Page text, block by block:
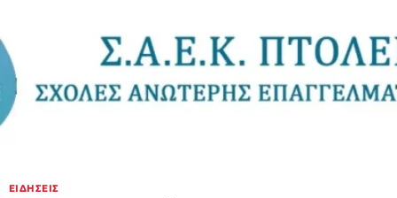
ΕΙΔΉΣΕΙΣ